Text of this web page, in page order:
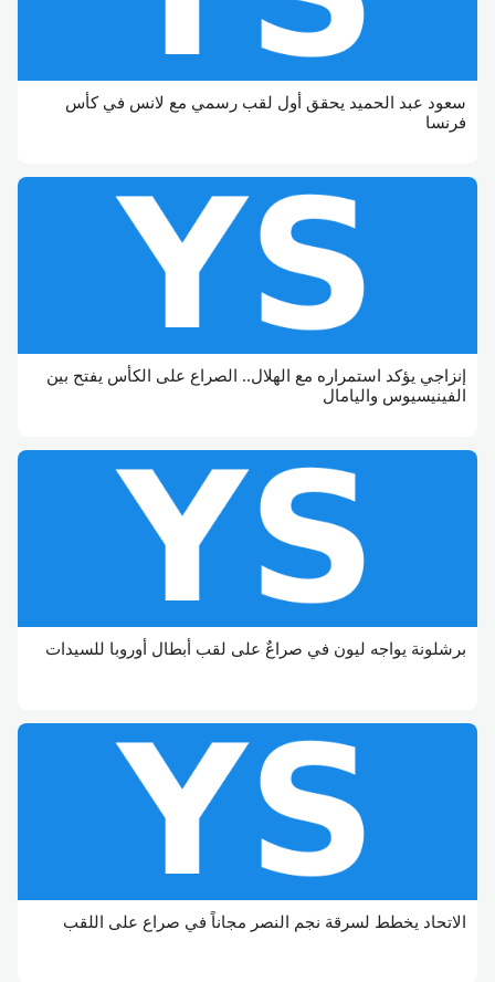
سعود عبد الحميد يحقق أول لقب رسمي مع لانس في كأس
فرنسا
إنزاجي يؤكد استمراره مع الهلال.. الصراع على الكأس يفتح بين
الفينيسيوس واليامال
برشلونة يواجه ليون في صراعٌ على لقب أبطال أوروبا للسيدات
الاتحاد يخطط لسرقة نجم النصر مجاناً في صراع على اللقب